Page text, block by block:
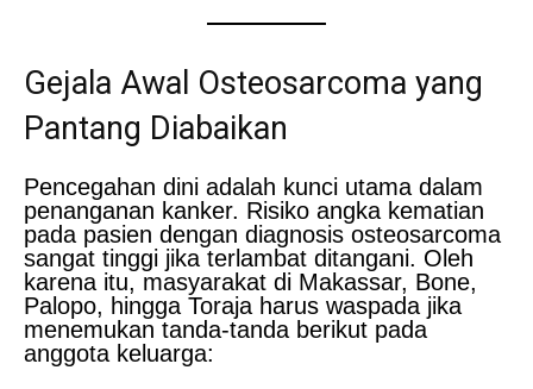
Gejala Awal Osteosarcoma yang
Pantang Diabaikan
Pencegahan dini adalah kunci utama dalam
penanganan kanker. Risiko angka kematian
pada pasien dengan diagnosis osteosarcoma
sangat tinggi jika terlambat ditangani. Oleh
karena itu, masyarakat di Makassar, Bone,
Palopo, hingga Toraja harus waspada jika
menemukan tanda-tanda berikut pada
anggota keluarga: